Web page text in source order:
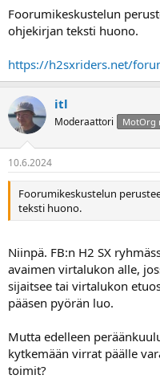
käyttäjässä.
Foorumikeskustelun
ohjekirjan teksti huono.
https://h2sxriders.net/
itl
Moderaattori MotOrg
10.6.2024
Foorumikeskustelun
teksti huono.
Niinpä. FB:n H2 SX
avaimen virtalukon alle,
sijaitsee tai virtalukon
pääsen pyörän luo.
Mutta edelleen
kytkemään virrat päälle
toimit?